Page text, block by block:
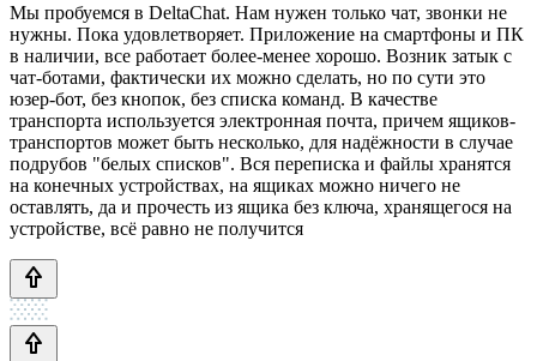
Мы пробуемся в DeltaChat. Нам нужен только чат, звонки не
нужны. Пока удовлетворяет. Приложение на смартфоны и ПК
в наличии, все работает более-менее хорошо. Возник затык с
чат-ботами, фактически их можно сделать, но по сути это
юзер-бот, без кнопок, без списка команд. В качестве
транспорта используется электронная почта, причем ящиков-
транспортов может быть несколько, для надёжности в случае
подрубов "белых списков". Вся переписка и файлы хранятся
на конечных устройствах, на ящиках можно ничего не
оставлять, да и прочесть из ящика без ключа, хранящегося на
устройстве, всё равно не получится